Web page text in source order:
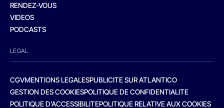
RENDEZ-VOUS
VIDEOS
PODCASTS
LEGAL
CGVMENTIONS LEGALESPUBLICITE SUR ATLANTICO
GESTION DES COOKIESPOLITIQUE DE CONFIDENTIALITE
POLITIQUE D’ACCESSIBILITEPOLITIQUE RELATIVE AUX COOKIES